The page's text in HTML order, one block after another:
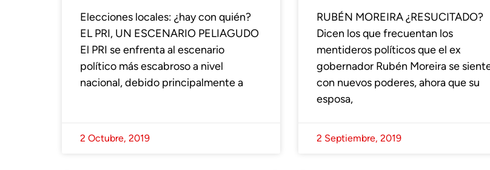
Elecciones locales: ¿hay con quién?
EL PRI, UN ESCENARIO PELIAGUDO
El PRI se enfrenta al escenario
político más escabroso a nivel
nacional, debido principalmente a
2 Octubre, 2019
RUBÉN MOREIRA ¿RESUCITADO?
Dicen los que frecuentan los
mentideros políticos que el ex
gobernador Rubén Moreira se
con nuevos poderes, ahora que su
esposa,
2 Septiembre, 2019